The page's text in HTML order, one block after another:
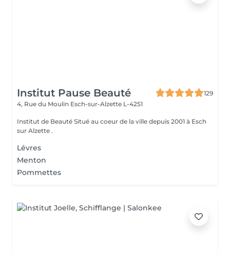
Institut Pause Beauté
129
4, Rue du Moulin Esch-sur-Alzette L-4251
Institut de Beauté Situé au coeur de la ville depuis 2001 à Esch
sur Alzette .
Lévres
Menton
Pommettes